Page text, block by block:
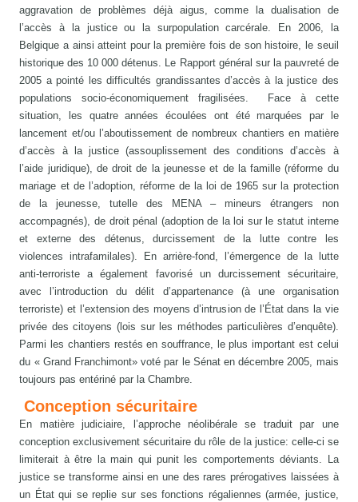
aggravation de problèmes déjà aigus, comme la dualisation de
l’accès à la justice ou la surpopulation carcérale. En 2006, la
Belgique a ainsi atteint pour la première fois de son histoire, le seuil
historique des 10 000 détenus. Le Rapport général sur la pauvreté de
2005 a pointé les difficultés grandissantes d’accès à la justice des
populations socio-économiquement fragilisées. Face à cette
situation, les quatre années écoulées ont été marquées par le
lancement et/ou l’aboutissement de nombreux chantiers en matière
d’accès à la justice (assouplissement des conditions d’accès à
l’aide juridique), de droit de la jeunesse et de la famille (réforme du
mariage et de l’adoption, réforme de la loi de 1965 sur la protection
de la jeunesse, tutelle des MENA – mineurs étrangers non
accompagnés), de droit pénal (adoption de la loi sur le statut interne
et externe des détenus, durcissement de la lutte contre les
violences intrafamilales). En arrière-fond, l’émergence de la lutte
anti-terroriste a également favorisé un durcissement sécuritaire,
avec l’introduction du délit d’appartenance (à une organisation
terroriste) et l’extension des moyens d’intrusion de l’État dans la vie
privée des citoyens (lois sur les méthodes particulières d’enquête).
Parmi les chantiers restés en souffrance, le plus important est celui
du « Grand Franchimont» voté par le Sénat en décembre 2005, mais
toujours pas entériné par la Chambre.
Conception sécuritaire
En matière judiciaire, l’approche néolibérale se traduit par une
conception exclusivement sécuritaire du rôle de la justice: celle-ci se
limiterait à être la main qui punit les comportements déviants. La
justice se transforme ainsi en une des rares prérogatives laissées à
un État qui se replie sur ses fonctions régaliennes (armée, justice,